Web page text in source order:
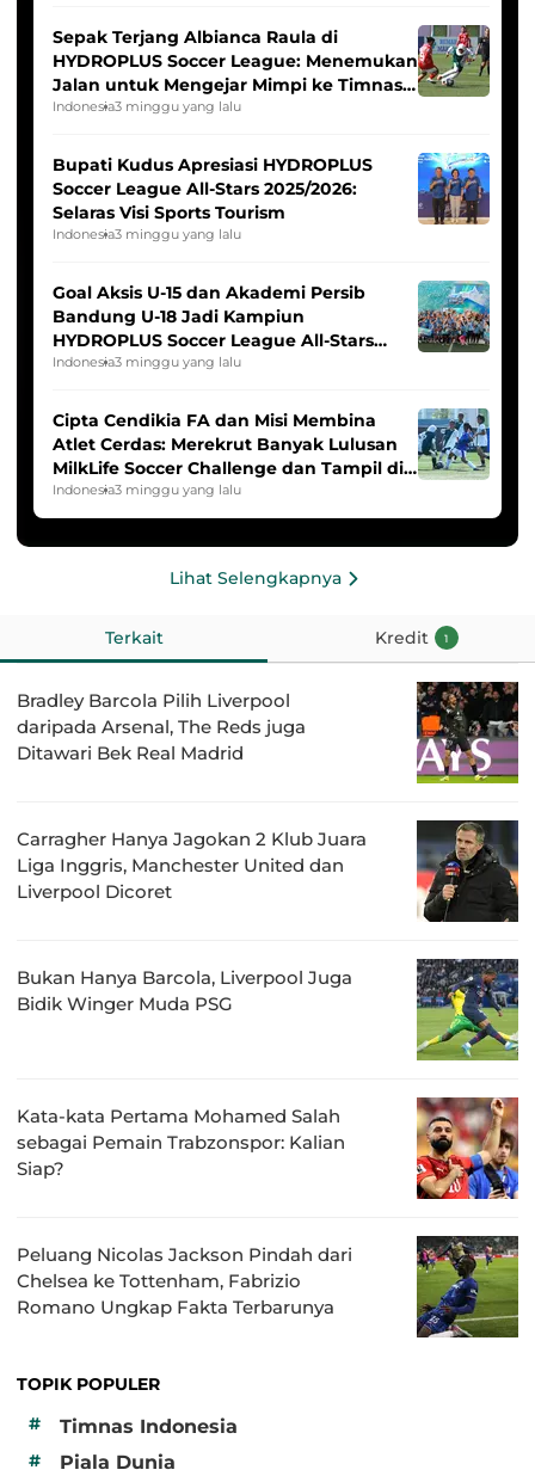
Sepak Terjang Albianca Raula di
HYDROPLUS Soccer League: Menemukan
Jalan untuk Mengejar Mimpi ke Timnas
Indonesia Putri
Indonesia3 minggu yang lalu
Bupati Kudus Apresiasi HYDROPLUS
Soccer League All-Stars 2025/2026:
Selaras Visi Sports Tourism
Indonesia3 minggu yang lalu
Goal Aksis U-15 dan Akademi Persib
Bandung U-18 Jadi Kampiun
HYDROPLUS Soccer League All-Stars
2025/2026
Indonesia3 minggu yang lalu
Cipta Cendikia FA dan Misi Membina
Atlet Cerdas: Merekrut Banyak Lulusan
MilkLife Soccer Challenge dan Tampil di
HYDROPLUS Soccer League
Indonesia3 minggu yang lalu
Lihat Selengkapnya
Terkait Kredit 1
Bradley Barcola Pilih Liverpool
daripada Arsenal, The Reds juga
Ditawari Bek Real Madrid
Carragher Hanya Jagokan 2 Klub Juara
Liga Inggris, Manchester United dan
Liverpool Dicoret
Bukan Hanya Barcola, Liverpool Juga
Bidik Winger Muda PSG
Kata-kata Pertama Mohamed Salah
sebagai Pemain Trabzonspor: Kalian
Siap?
Peluang Nicolas Jackson Pindah dari
Chelsea ke Tottenham, Fabrizio
Romano Ungkap Fakta Terbarunya
TOPIK POPULER
#
Timnas Indonesia
# Piala Dunia